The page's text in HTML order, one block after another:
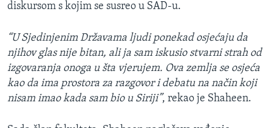
diskursom s kojim se susreo u SAD-u.
“U Sjedinjenim Državama ljudi ponekad osjećaju da
njihov glas nije bitan, ali ja sam iskusio stvarni strah od
izgovaranja onoga u šta vjerujem. Ova zemlja se osjeća
kao da ima prostora za razgovor i debatu na način koji
nisam imao kada sam bio u Siriji”, rekao je Shaheen.